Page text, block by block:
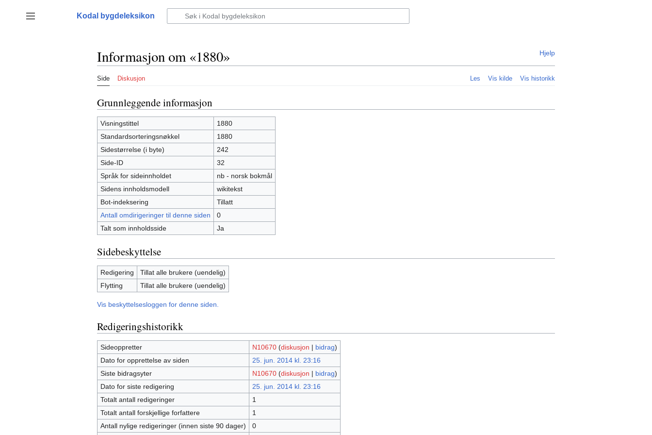
innhold
Vis/skjul sidefelt
Kodal bygdeleksikon
Hjelp
Informasjon om «1880»
Side Diskusjon Les Vis kilde Vis historikk
Grunnleggende informasjon
Visningstittel
1880
Standardsorteringsnøkkel
1880
Sidestørrelse (i byte)
242
Side-ID
32
Språk for sideinnholdet
nb - norsk bokmål
Sidens innholdsmodell
wikitekst
Bot-indeksering
Tillatt
Antall omdirigeringer til denne siden
0
Talt som innholdsside
Ja
Sidebeskyttelse
Redigering
Tillat alle brukere (uendelig)
Flytting
Tillat alle brukere (uendelig)
Vis beskyttelsesloggen for denne siden.
Redigeringshistorikk
Sideoppretter N10670 (diskusjon | bidrag)
Dato for opprettelse av siden
25. jun. 2014 kl. 23:16
Siste bidragsyter
N10670 (diskusjon | bidrag)
Dato for siste redigering
25. jun. 2014 kl. 23:16
Totalt antall redigeringer
1
Totalt antall forskjellige forfattere
1
Antall nylige redigeringer (innen siste 90 dager)
0